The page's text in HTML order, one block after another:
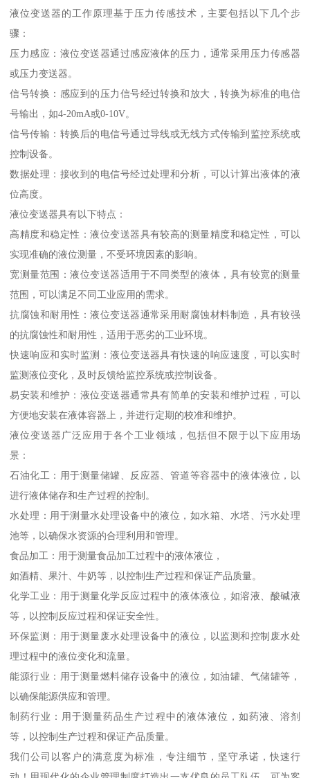
液位变送器的工作原理基于压力传感技术，主要包括以下几个步
骤：
压力感应：液位变送器通过感应液体的压力，通常采用压力传感器
或压力变送器。
信号转换：感应到的压力信号经过转换和放大，转换为标准的电信
号输出，如4-20mA或0-10V。
信号传输：转换后的电信号通过导线或无线方式传输到监控系统或
控制设备。
数据处理：接收到的电信号经过处理和分析，可以计算出液体的液
位高度。
液位变送器具有以下特点：
高精度和稳定性：液位变送器具有较高的测量精度和稳定性，可以
实现准确的液位测量，不受环境因素的影响。
宽测量范围：液位变送器适用于不同类型的液体，具有较宽的测量
范围，可以满足不同工业应用的需求。
抗腐蚀和耐用性：液位变送器通常采用耐腐蚀材料制造，具有较强
的抗腐蚀性和耐用性，适用于恶劣的工业环境。
快速响应和实时监测：液位变送器具有快速的响应速度，可以实时
监测液位变化，及时反馈给监控系统或控制设备。
易安装和维护：液位变送器通常具有简单的安装和维护过程，可以
方便地安装在液体容器上，并进行定期的校准和维护。
液位变送器广泛应用于各个工业领域，包括但不限于以下应用场
景：
石油化工：用于测量储罐、反应器、管道等容器中的液体液位，以
进行液体储存和生产过程的控制。
水处理：用于测量水处理设备中的液位，如水箱、水塔、污水处理
池等，以确保水资源的合理利用和管理。
食品加工：用于测量食品加工过程中的液体液位，
如酒精、果汁、牛奶等，以控制生产过程和保证产品质量。
化学工业：用于测量化学反应过程中的液体液位，如溶液、酸碱液
等，以控制反应过程和保证安全性。
环保监测：用于测量废水处理设备中的液位，以监测和控制废水处
理过程中的液位变化和流量。
能源行业：用于测量燃料储存设备中的液位，如油罐、气储罐等，
以确保能源供应和管理。
制药行业：用于测量药品生产过程中的液体液位，如药液、溶剂
等，以控制生产过程和保证产品质量。
我们公司以客户的满意度为标准，专注细节，坚守承诺，快速行